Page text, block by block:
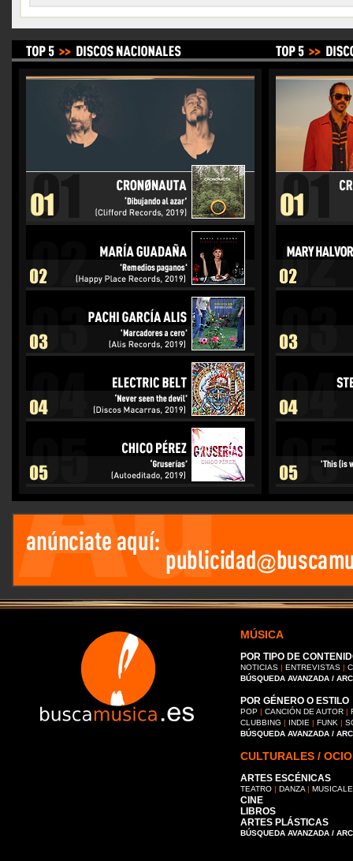
MÚSICA
POR TIPO DE
NOTICIAS | ENTREVISTAS |
BÚSQUEDA AVANZADA /
POR GÉNERO O ESTILO
POP | CANCIÓN DE AUTOR |
CLUBBING | INDIE | FUNK |
BÚSQUEDA AVANZADA /
CULTURALES / OCIO
ARTES ESCÉNICAS
TEATRO | DANZA |
CINE
LIBROS
ARTES PLÁSTICAS
BÚSQUEDA AVANZADA /